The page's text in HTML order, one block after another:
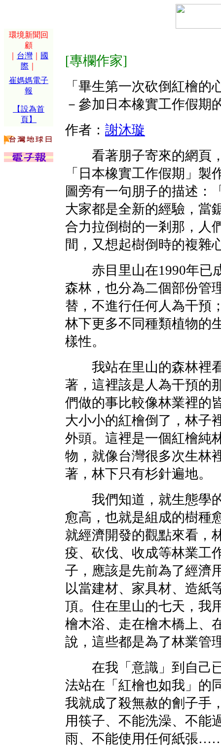
環境新聞回
顧
台灣
國
際
崔媽媽電子
報
【設為首
頁】
[專欄作家]
「畢生第一次砍倒紅檜的
－參加日本橡實工作假期
作者： 謝沐璇
看著朋子寄來的網頁
「日本橡實工作假期」製
圖旁有一句朋子的描述：
大家都是全新的經驗，當
合力拉倒樹的一剎那，人
間，又想起樹倒時的複雜
赤目里山在1990年已
森林，也分為二個部份管
替，不進行任何人為干預
林下更多不同種類植物的
樣性。
我站在里山的森林裡看
著，這裡該是人為干預的
們做的事比較像林業裡的
大小小的紅檜倒了，林子
外頭。這裡是一個紅檜純
物，就像台灣很多次生林
著，林下只有杉針遍地。
我們知道，就生態學的
愈高，也就是組成的樹種
就經濟開發的觀點來看，
疫、砍伐、收成等林業工
子，應該是先前為了經濟
以當建材、家具材、造紙
頂。住在里山的七天，我
檜木浴、走在檜木橋上、
說，這些都是為了林業管
在我「意識」到自己已
法站在「紅檜也如我」的
我就成了殺無赦的劊子手
用筷子、不能洗澡、不
雨、不能使用任何紙張